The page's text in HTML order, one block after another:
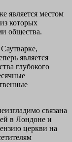
является местом
которых
общества.
является
глубокого
связана
в Лондоне и
церкви на